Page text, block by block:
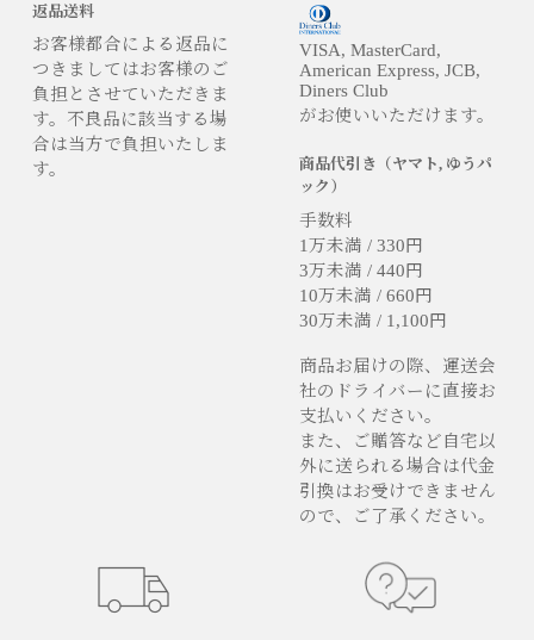
返品送料
お客様都合による返品に
つきましてはお客様のご
負担とさせていただきま
す。不良品に該当する場
合は当方で負担いたしま
す。
VISA, MasterCard,
American Express, JCB,
Diners Club
がお使いいただけます。
商品代引き（ヤマト, ゆうパ
ック）
手数料
1万未満 / 330円
3万未満 / 440円
10万未満 / 660円
30万未満 / 1,100円
商品お届けの際、運送会
社のドライバーに直接お
支払いください。
また、ご贈答など自宅以
外に送られる場合は代金
引換はお受けできません
ので、ご了承ください。